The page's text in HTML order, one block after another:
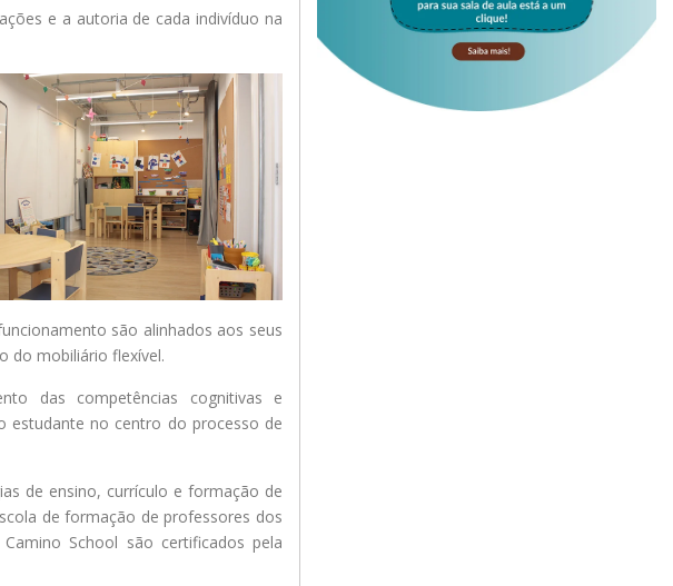
e a autoria de cada indivíduo na
são alinhados aos seus
do mobiliário flexível.
das competências cognitivas e
estudante no centro do processo de
de ensino, currículo e formação de
de formação de professores dos
School são certificados pela